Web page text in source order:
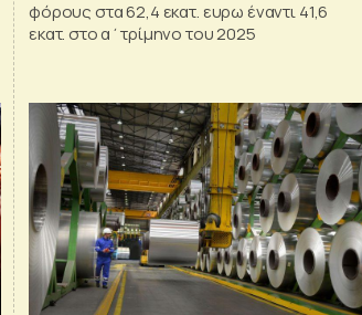
φόρους στα 62,4 εκατ. ευρω έναντι 41,6
εκατ. στο α΄τρίμηνο του 2025